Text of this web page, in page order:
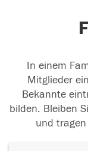
In einem
Mitglieder
Bekannte
bilden. Bleiben
und